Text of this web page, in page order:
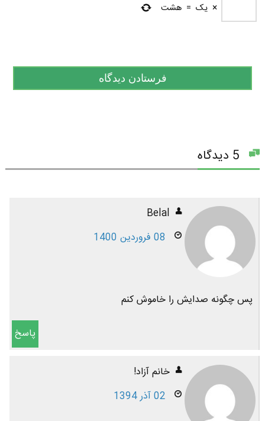
× یک = هشت
Belal
08 فروردین 1400
پس چگونه صدایش را خاموش کنم
پاسخ
خانم آزاد!
02 آذر 1394